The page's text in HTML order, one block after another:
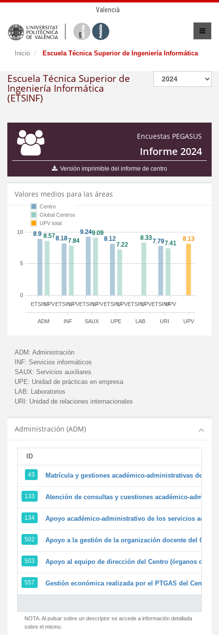
Valencià
Inicio Escuela Técnica Superior de Ingeniería Informática
Escuela Técnica Superior de
Ingeniería Informática
(ETSINF)
Encuestas PEGASUS
Informe 2024
Versión imprimible del informe de centro
Valores medios para las áreas
ETSINF ETSINF ETSINF ETSINF ETSINF ETSINF
UPV UPV UPV UPV UPV UPV
ADM INF SAUX UPE LAB URI UPV
0
5
10
Centro
Global Centros
UPV total
ADM: Administración
INF: Servicios informáticos
SAUX: Servicios auxiliares
UPE: Unidad de prácticas en empresa
LAB: Laboratorios
URI: Unidad de relaciones internacionales
Administración (ADM)
ID
43 Matrícula y gestiones académico-administrativas de la
133 Atención de consultas y cuestiones académico-
134 Apoyo académico-administrativo de los servicios
502 Apoyo a la gestión de la organización docente del
503 Apoyo al equipo de dirección del Centro (órganos
557 Gestión económica realizada por el PTGAS del Centro
NOTA: Al pulsar sobre un descriptor se accede a información detallada
sobre el mismo.